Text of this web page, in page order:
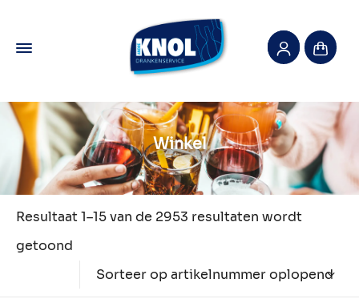
Winkel
Resultaat 1–15 van de 2953 resultaten wordt
getoond
Sorteer op artikelnummer oplopend